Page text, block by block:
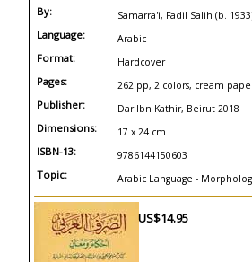
By:
Language: Arabic
Format: Hardcover
Pages: 262 pp, 2 colors, cream
Publisher: Dar Ibn Kathir, Beirut 2018
Dimensions: 17 x 24 cm
ISBN-13: 9786144150603
Topic: Arabic Language -
US$14.95